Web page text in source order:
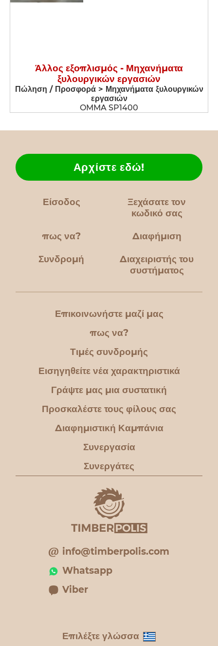
Άλλος εξοπλισμός - Μηχανήματα
ξυλουργικών εργασιών
Πώληση / Προσφορά > Μηχανήματα ξυλουργικών
εργασιών
OMMA SP1400
Είσοδος
Ξεχάσατε τον
κωδικό σας
πως να?
Αρχίστε εδώ!
Διαφήμιση
Συνδρομή
Διαχειριστής του
συστήματος
Επικοινωνήστε μαζί μας
πως να?
Τιμές συνδρομής
Εισηγηθείτε νέα χαρακτηριστικά
Γράψτε μας μια συστατική
Προσκαλέστε τους φίλους σας
Διαφημιστική Καμπάνια
Συνεργασία
Συνεργάτες
info@timberpolis.com
Whatsapp
Viber
Επιλέξτε γλώσσα